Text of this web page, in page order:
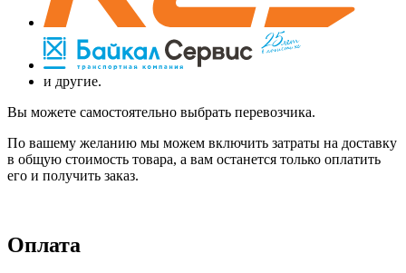
и другие.
Вы можете самостоятельно выбрать перевозчика.
По вашему желанию мы можем включить затраты на доставку
в общую стоимость товара, а вам останется только оплатить
его и получить заказ.
Оплата